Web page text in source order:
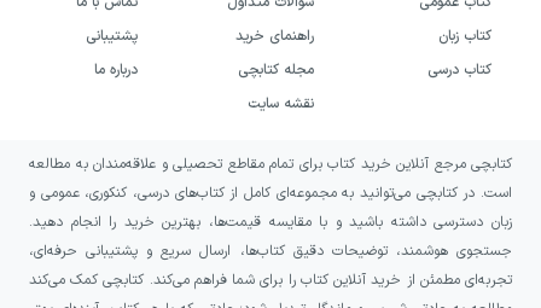
کتاب زبان
کتاب درسی
راهنمای خرید
مجله کتابچی
نقشه سایت
پشتیبانی
درباره ما
کتابچی مرجع آنلاین خرید کتاب برای تمام مقاطع تحصیلی و علاقه‌مندان به مطالعه
است. در کتابچی می‌توانید به مجموعه‌ای کامل از کتاب‌های درسی، کنکوری، عمومی و
زبان دسترسی داشته باشید و با مقایسه قیمت‌ها، بهترین خرید را انجام دهید.
جستجوی هوشمند، توضیحات دقیق کتاب‌ها، ارسال سریع و پشتیبانی حرفه‌ای،
تجربه‌ای مطمئن از خرید آنلاین کتاب را برای شما فراهم می‌کند. کتابچی کمک می‌کند